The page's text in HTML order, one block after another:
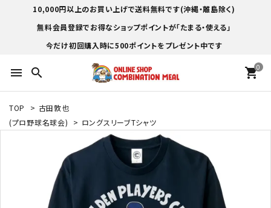
10,000円以上のお買い上げで送料無料です(沖縄・離島除く)
無料会員登録でお得なショップポイントが「たまる・使える」
今だけ初回購入時に500ポイントをプレゼント中です
menu search 0
shopping_cart
TOP > 古田敦也
(プロ野球名球会)
> ロングスリーブTシャツ